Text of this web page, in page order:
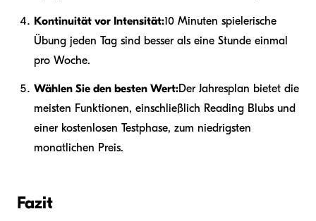
Kontinuität vor Intensität:10 Minuten spielerische
Übung jeden Tag sind besser als eine Stunde einmal
pro Woche.
Wählen Sie den besten Wert:Der Jahresplan bietet die
meisten Funktionen, einschließlich Reading Blubs und
einer kostenlosen Testphase, zum niedrigsten
monatlichen Preis.
Fazit